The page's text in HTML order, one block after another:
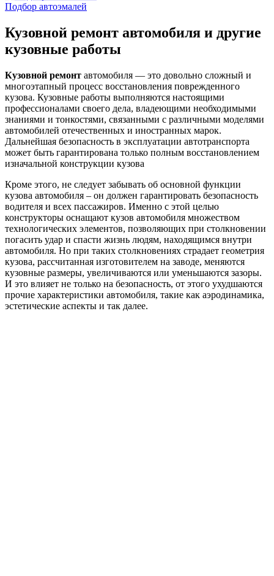
Подбор автоэмалей
Кузовной ремонт автомобиля и другие
кузовные работы
Кузовной ремонт автомобиля — это довольно сложный и
многоэтапный процесс восстановления поврежденного
кузова. Кузовные работы выполняются настоящими
профессионалами своего дела, владеющими необходимыми
знаниями и тонкостями, связанными с различными моделями
автомобилей отечественных и иностранных марок.
Дальнейшая безопасность в эксплуатации автотранспорта
может быть гарантирована только полным восстановлением
изначальной конструкции кузова
Кроме этого, не следует забывать об основной функции
кузова автомобиля – он должен гарантировать безопасность
водителя и всех пассажиров. Именно с этой целью
конструкторы оснащают кузов автомобиля множеством
технологических элементов, позволяющих при столкновении
погасить удар и спасти жизнь людям, находящимся внутри
автомобиля. Но при таких столкновениях страдает геометрия
кузова, рассчитанная изготовителем на заводе, меняются
кузовные размеры, увеличиваются или уменьшаются зазоры.
И это влияет не только на безопасность, от этого ухудшаются
прочие характеристики автомобиля, такие как аэродинамика,
эстетические аспекты и так далее.